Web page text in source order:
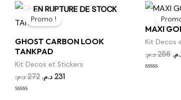
EN RUPTURE DE STOCK
Promo !
GHOST CARBON LOOK
TANKPAD
Kit Decos et Stickers
272 د.م.
Le
prix
initial
272 د.م..
231 د.م.
Le
prix
231 د.م..
MAXI
Kit Decos
256 د.م.
Le